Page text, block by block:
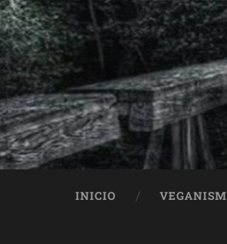
INICIO VEGANISM